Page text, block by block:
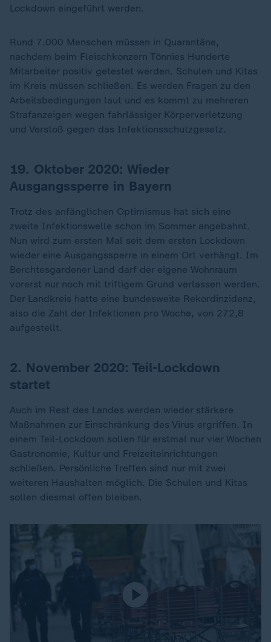
Lockdown eingeführt werden.
Rund 7.000 Menschen müssen in Quarantäne,
nachdem beim Fleischkonzern Tönnies Hunderte
Mitarbeiter positiv getestet werden. Schulen und Kitas
im Kreis müssen schließen. Es werden Fragen zu den
Arbeitsbedingungen laut und es kommt zu mehreren
Strafanzeigen wegen fahrlässiger Körperverletzung
und Verstoß gegen das Infektionsschutzgesetz.
19. Oktober 2020: Wieder
Ausgangssperre in Bayern
Trotz des anfänglichen Optimismus hat sich eine
zweite Infektionswelle schon im Sommer angebahnt.
Nun wird zum ersten Mal seit dem ersten Lockdown
wieder eine Ausgangssperre in einem Ort verhängt. Im
Berchtesgardener Land darf der eigene Wohnraum
vorerst nur noch mit triftigem Grund verlassen werden.
Der Landkreis hatte eine bundesweite Rekordinzidenz,
also die Zahl der Infektionen pro Woche, von 272,8
aufgestellt.
2. November 2020: Teil-Lockdown
startet
Auch im Rest des Landes werden wieder stärkere
Maßnahmen zur Einschränkung des Virus ergriffen. In
einem Teil-Lockdown sollen für erstmal nur vier Wochen
Gastronomie, Kultur und Freizeiteinrichtungen
schließen. Persönliche Treffen sind nur mit zwei
weiteren Haushalten möglich. Die Schulen und Kitas
sollen diesmal offen bleiben.